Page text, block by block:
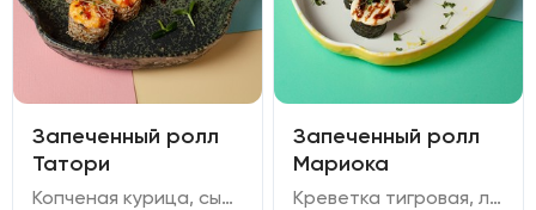
Запеченный ролл
Татори
Копченая курица, сыр сливочный, болгарский перец, огурец, кунжут, соус унаги
Запеченный ролл
Мариока
Креветка тигровая, лосось, сливочный сыр, соус унаги